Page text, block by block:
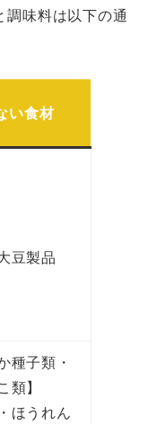
味料は以下の通
い食材
豆製品
種子類・
】
ほうれん